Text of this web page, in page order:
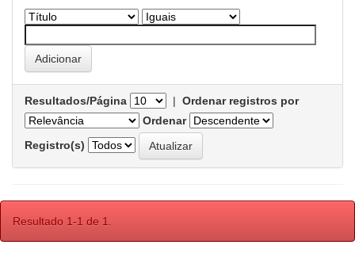
Resultados/Página | Ordenar registros por
Ordenar
Registro(s)
Resultado 1-1 de 1.